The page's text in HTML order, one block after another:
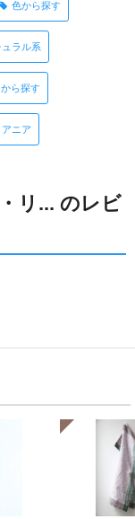
色から探す
ュラル系
ら探す
アニア
リ... のレビ